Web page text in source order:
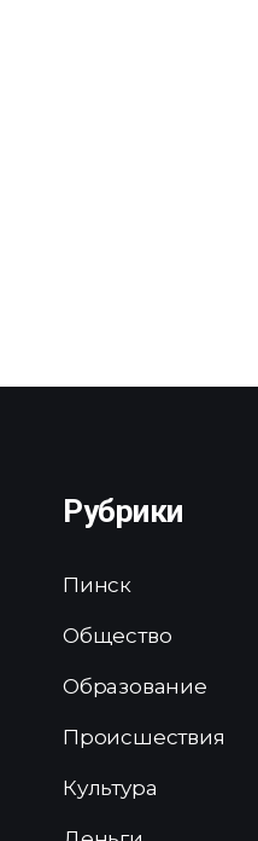
Рубрики
Пинск
Общество
Образование
Происшествия
Культура